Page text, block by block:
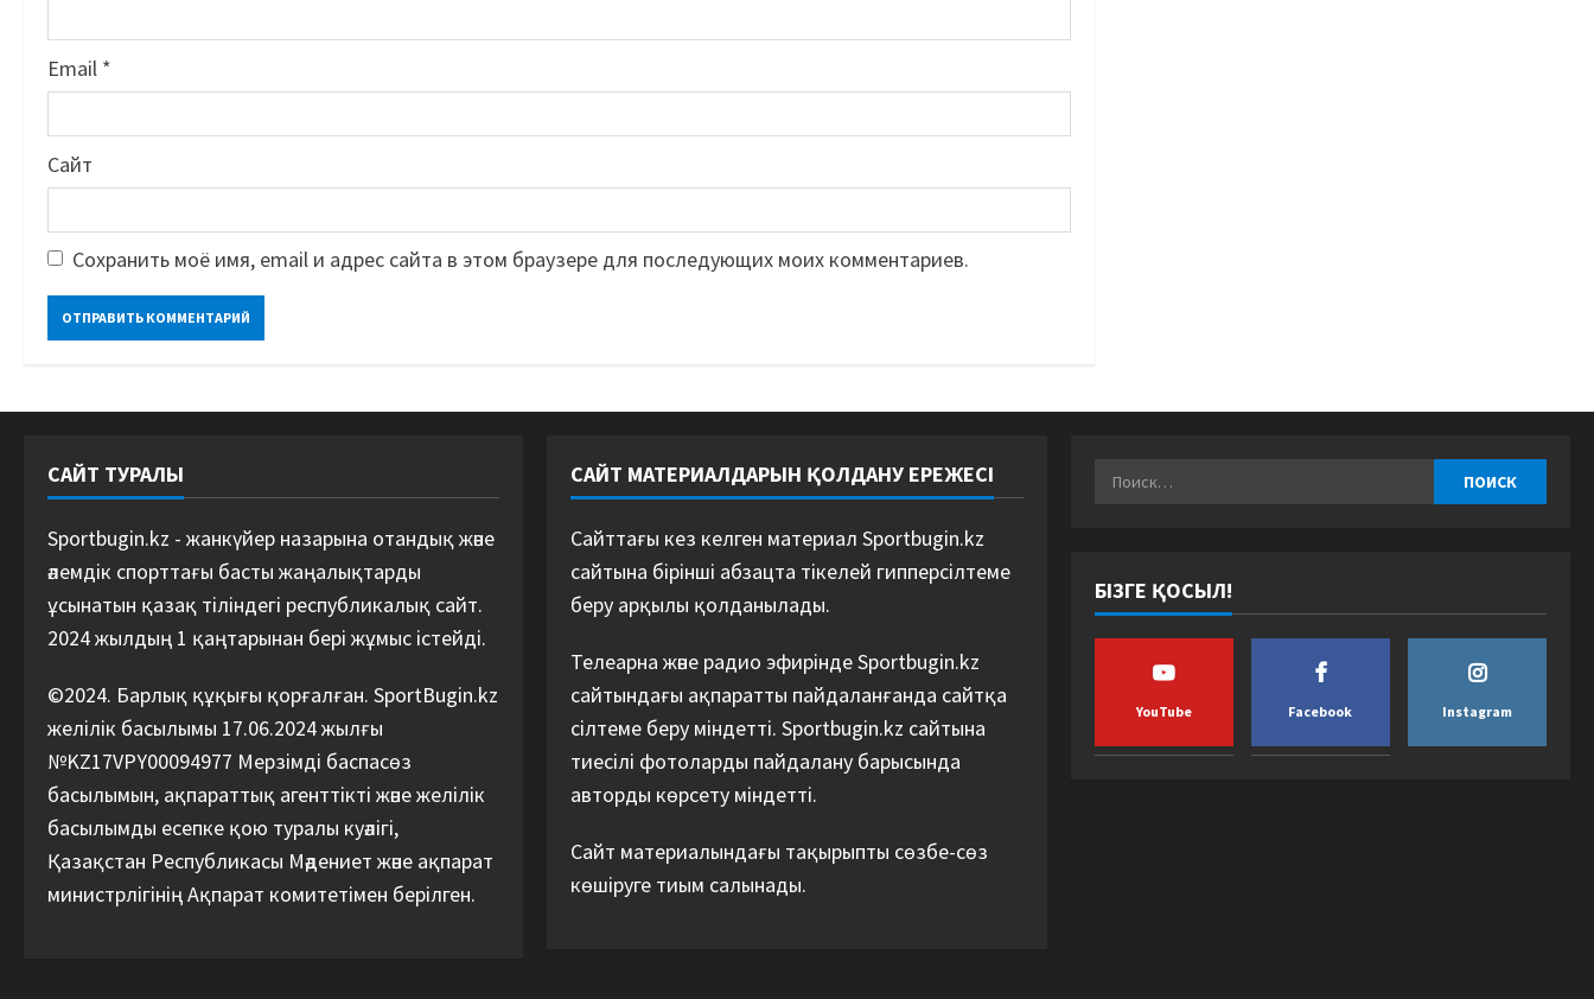
Email *
Сайт
Сохранить моё имя, email и адрес сайта в этом браузере для последующих моих комментариев.
САЙТ ТУРАЛЫ
Sportbugin.kz - жанкүйер назарына отандық және
әлемдік спорттағы басты жаңалықтарды
ұсынатын қазақ тіліндегі республикалық сайт.
2024 жылдың 1 қаңтарынан бері жұмыс істейді.
©2024. Барлық құқығы қорғалған. SportBugin.kz
желілік басылымы 17.06.2024 жылғы
№KZ17VPY00094977 Мерзімді баспасөз
басылымын, ақпараттық агенттікті және желілік
басылымды есепке қою туралы куәлігі,
Қазақстан Республикасы Мәдениет және ақпарат
министрлігінің Ақпарат комитетімен берілген.
САЙТ МАТЕРИАЛДАРЫН ҚОЛДАНУ ЕРЕЖЕСІ
Сайттағы кез келген материал Sportbugin.kz
сайтына бірінші абзацта тікелей гипперсілтеме
беру арқылы қолданылады.
Телеарна және радио эфирінде Sportbugin.kz
сайтындағы ақпаратты пайдаланғанда сайтқа
сілтеме беру міндетті. Sportbugin.kz сайтына
тиесілі фотоларды пайдалану барысында
авторды көрсету міндетті.
Сайт материалындағы тақырыпты сөзбе-сөз
көшіруге тиым салынады.
БІЗГЕ ҚОСЫЛ!
YouTube Facebook Instagram